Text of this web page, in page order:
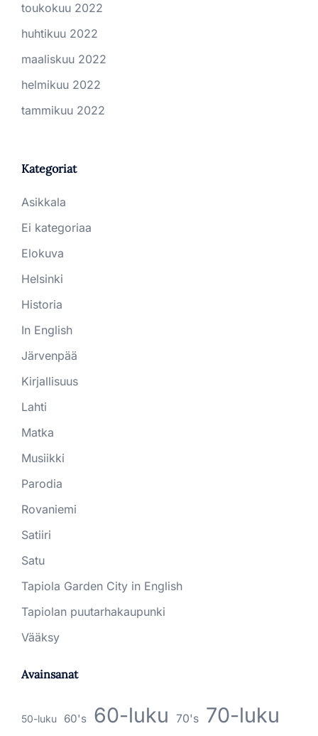
toukokuu 2022
huhtikuu 2022
maaliskuu 2022
helmikuu 2022
tammikuu 2022
Kategoriat
Asikkala
Ei kategoriaa
Elokuva
Helsinki
Historia
In English
Järvenpää
Kirjallisuus
Lahti
Matka
Musiikki
Parodia
Rovaniemi
Satiiri
Satu
Tapiola Garden City in English
Tapiolan puutarhakaupunki
Vääksy
Avainsanat
50-luku 60's 60-luku 70's 70-luku